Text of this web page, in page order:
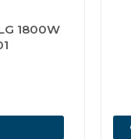
1800W